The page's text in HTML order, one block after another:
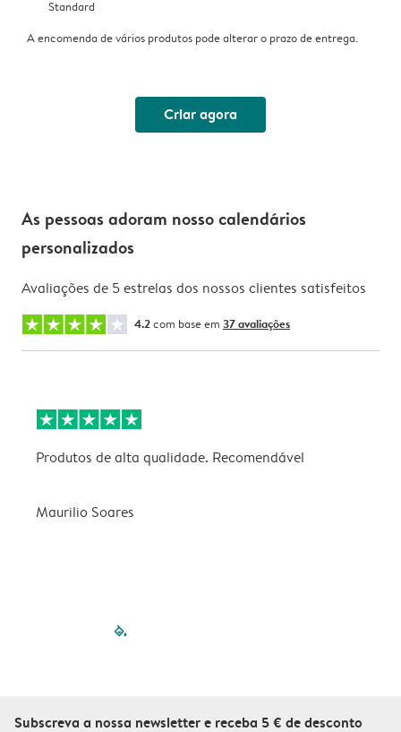
Standard
A encomenda de vários produtos pode alterar o prazo de entrega.
Criar agora
As pessoas adoram nosso calendários
personalizados
Avaliações de 5 estrelas dos nossos clientes satisfeitos
4.2com base em 37 avaliações
Produtos de alta qualidade. Recomendável
Maurilio Soares
filled-pagination
Subscreva a nossa newsletter e receba 5 € de desconto